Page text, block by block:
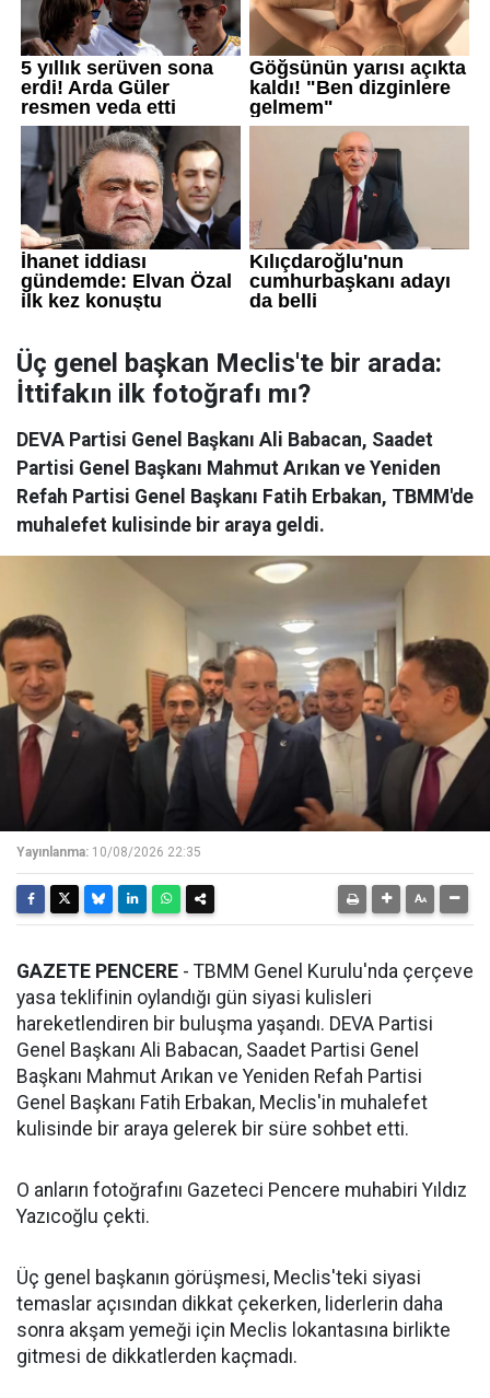
Üç genel başkan Meclis'te bir arada:
İttifakın ilk fotoğrafı mı?
DEVA Partisi Genel Başkanı Ali Babacan, Saadet
Partisi Genel Başkanı Mahmut Arıkan ve Yeniden
Refah Partisi Genel Başkanı Fatih Erbakan, TBMM'de
muhalefet kulisinde bir araya geldi.
Yayınlanma: 10/08/2026 22:35
GAZETE PENCERE - TBMM Genel Kurulu'nda çerçeve
yasa teklifinin oylandığı gün siyasi kulisleri
hareketlendiren bir buluşma yaşandı. DEVA Partisi
Genel Başkanı Ali Babacan, Saadet Partisi Genel
Başkanı Mahmut Arıkan ve Yeniden Refah Partisi
Genel Başkanı Fatih Erbakan, Meclis'in muhalefet
kulisinde bir araya gelerek bir süre sohbet etti.
O anların fotoğrafını Gazeteci Pencere muhabiri Yıldız
Yazıcoğlu çekti.
Üç genel başkanın görüşmesi, Meclis'teki siyasi
temaslar açısından dikkat çekerken, liderlerin daha
sonra akşam yemeği için Meclis lokantasına birlikte
gitmesi de dikkatlerden kaçmadı.